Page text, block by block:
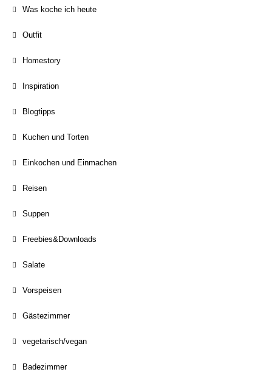
Was koche ich heute
Outfit
Homestory
Inspiration
Blogtipps
Kuchen und Torten
Einkochen und Einmachen
Reisen
Suppen
Freebies&Downloads
Salate
Vorspeisen
Gästezimmer
vegetarisch/vegan
Badezimmer